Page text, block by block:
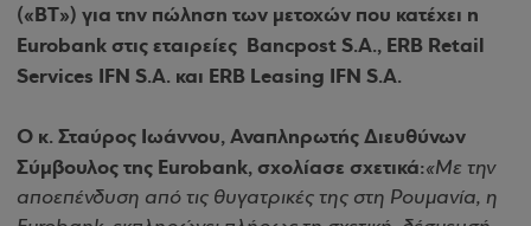
(«ΒΤ») για την πώληση των μετοχών που κατέχει η
Eurobank στις εταιρείες Bancpost S.A., ERB Retail
Services IFN S.A. και ERB Leasing IFN S.A.
Ο κ. Σταύρος Ιωάννου, Αναπληρωτής Διευθύνων
Σύμβουλος της Eurobank, σχολίασε σχετικά:«Με την
αποεπένδυση από τις θυγατρικές της στη Ρουμανία, η